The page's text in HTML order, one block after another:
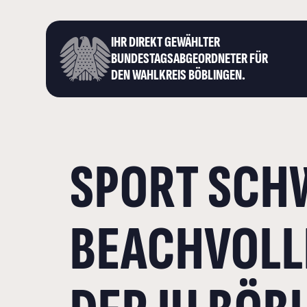
IHR DIREKT GEWÄHLTER
BUNDESTAGS­ABGEORDNETER FÜR
DEN WAHLKREIS BÖBLINGEN.
SPORT